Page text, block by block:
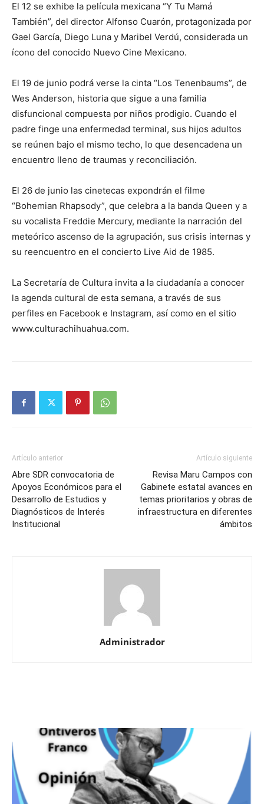
El 12 se exhibe la película mexicana “Y Tu Mamá
También”, del director Alfonso Cuarón, protagonizada por
Gael García, Diego Luna y Maribel Verdú, considerada un
ícono del conocido Nuevo Cine Mexicano.
El 19 de junio podrá verse la cinta “Los Tenenbaums”, de
Wes Anderson, historia que sigue a una familia
disfuncional compuesta por niños prodigio. Cuando el
padre finge una enfermedad terminal, sus hijos adultos
se reúnen bajo el mismo techo, lo que desencadena un
encuentro lleno de traumas y reconciliación.
El 26 de junio las cinetecas expondrán el filme
“Bohemian Rhapsody”, que celebra a la banda Queen y a
su vocalista Freddie Mercury, mediante la narración del
meteórico ascenso de la agrupación, sus crisis internas y
su reencuentro en el concierto Live Aid de 1985.
La Secretaría de Cultura invita a la ciudadanía a conocer
la agenda cultural de esta semana, a través de sus
perfiles en Facebook e Instagram, así como en el sitio
www.culturachihuahua.com.
Artículo anterior
Abre SDR convocatoria de
Apoyos Económicos para el
Desarrollo de Estudios y
Diagnósticos de Interés
Institucional
Artículo siguiente
Revisa Maru Campos con
Gabinete estatal avances en
temas prioritarios y obras de
infraestructura en diferentes
ámbitos
Administrador